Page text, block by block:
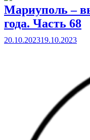
Мариуполь –
года. Часть 68
20.10.202319.10.2023